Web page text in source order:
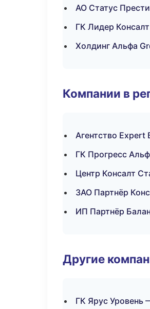
АО Статус
ГК Лидер
Холдинг Альфа
Компании в
Агентство
ГК Прогресс
Центр Консалт
ЗАО Партнёр
ИП Партнёр
Другие
ГК Ярус Уровень